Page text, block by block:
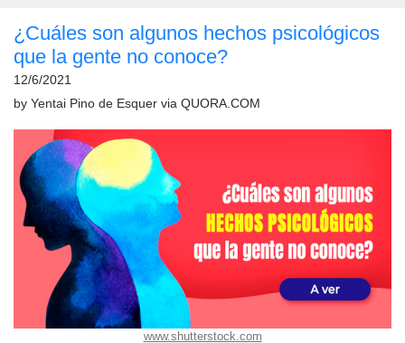
¿Cuáles son algunos hechos psicológicos
que la gente no conoce?
12/6/2021
by Yentai Pino de Esquer via QUORA.COM
www.shutterstock.com